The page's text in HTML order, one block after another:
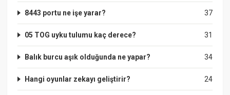
37
8443 portu ne işe yarar?
31
05 TOG uyku tulumu kaç derece?
34
Balık burcu aşık olduğunda ne yapar?
24
Hangi oyunlar zekayı geliştirir?